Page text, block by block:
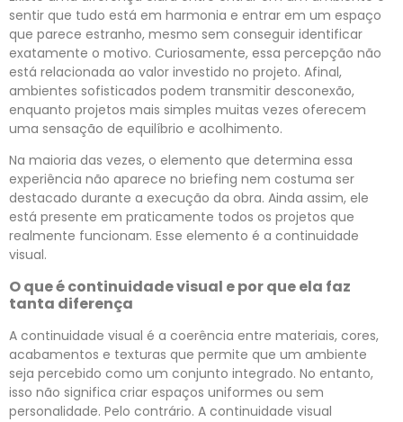
sentir que tudo está em harmonia e entrar em um espaço
que parece estranho, mesmo sem conseguir identificar
exatamente o motivo. Curiosamente, essa percepção não
está relacionada ao valor investido no projeto. Afinal,
ambientes sofisticados podem transmitir desconexão,
enquanto projetos mais simples muitas vezes oferecem
uma sensação de equilíbrio e acolhimento.
Na maioria das vezes, o elemento que determina essa
experiência não aparece no briefing nem costuma ser
destacado durante a execução da obra. Ainda assim, ele
está presente em praticamente todos os projetos que
realmente funcionam. Esse elemento é a continuidade
visual.
O que é continuidade visual e por que ela faz
tanta diferença
A continuidade visual é a coerência entre materiais, cores,
acabamentos e texturas que permite que um ambiente
seja percebido como um conjunto integrado. No entanto,
isso não significa criar espaços uniformes ou sem
personalidade. Pelo contrário. A continuidade visual